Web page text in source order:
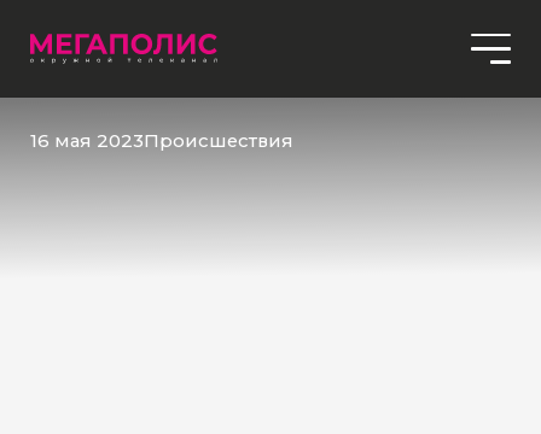
16 мая 2023Происшествия